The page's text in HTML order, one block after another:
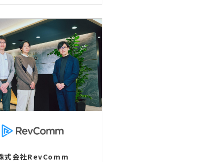
式会社RevComm